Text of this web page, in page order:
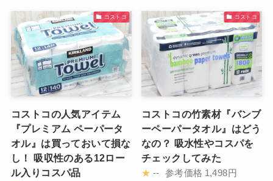
コストコ
コストコの人気アイテム
『プレミアム ペーパータ
オル』は買っておいて損な
し！ 吸収性のある12ロー
ル入りコスパ品
コストコ
コストコの竹素材『バンブ
ーペーパータオル』はどう
なの？ 吸水性やコスパを
チェックしてみた
★ -- 参考価格 1,498円